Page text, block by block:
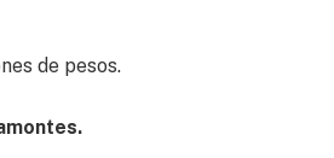
de pesos.